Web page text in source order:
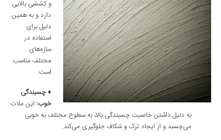
و کششی بالایی
دارد و به همین
دلیل برای
استفاده در
سازه‌های
مختلف مناسب
است.
♦ چسبندگی
خوب: این ملات
به دلیل داشتن خاصیت چسبندگی بالا، به سطوح مختلف به خوبی
می‌چسبد و از ایجاد ترک و شکاف جلوگیری می‌کند.